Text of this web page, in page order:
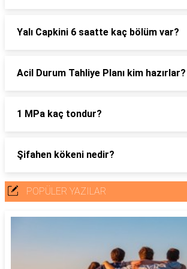
Yalı Capkini 6 saatte kaç bölüm var?
Acil Durum Tahliye Planı kim hazırlar?
1 MPa kaç tondur?
Şifahen kökeni nedir?
POPÜLER YAZILAR